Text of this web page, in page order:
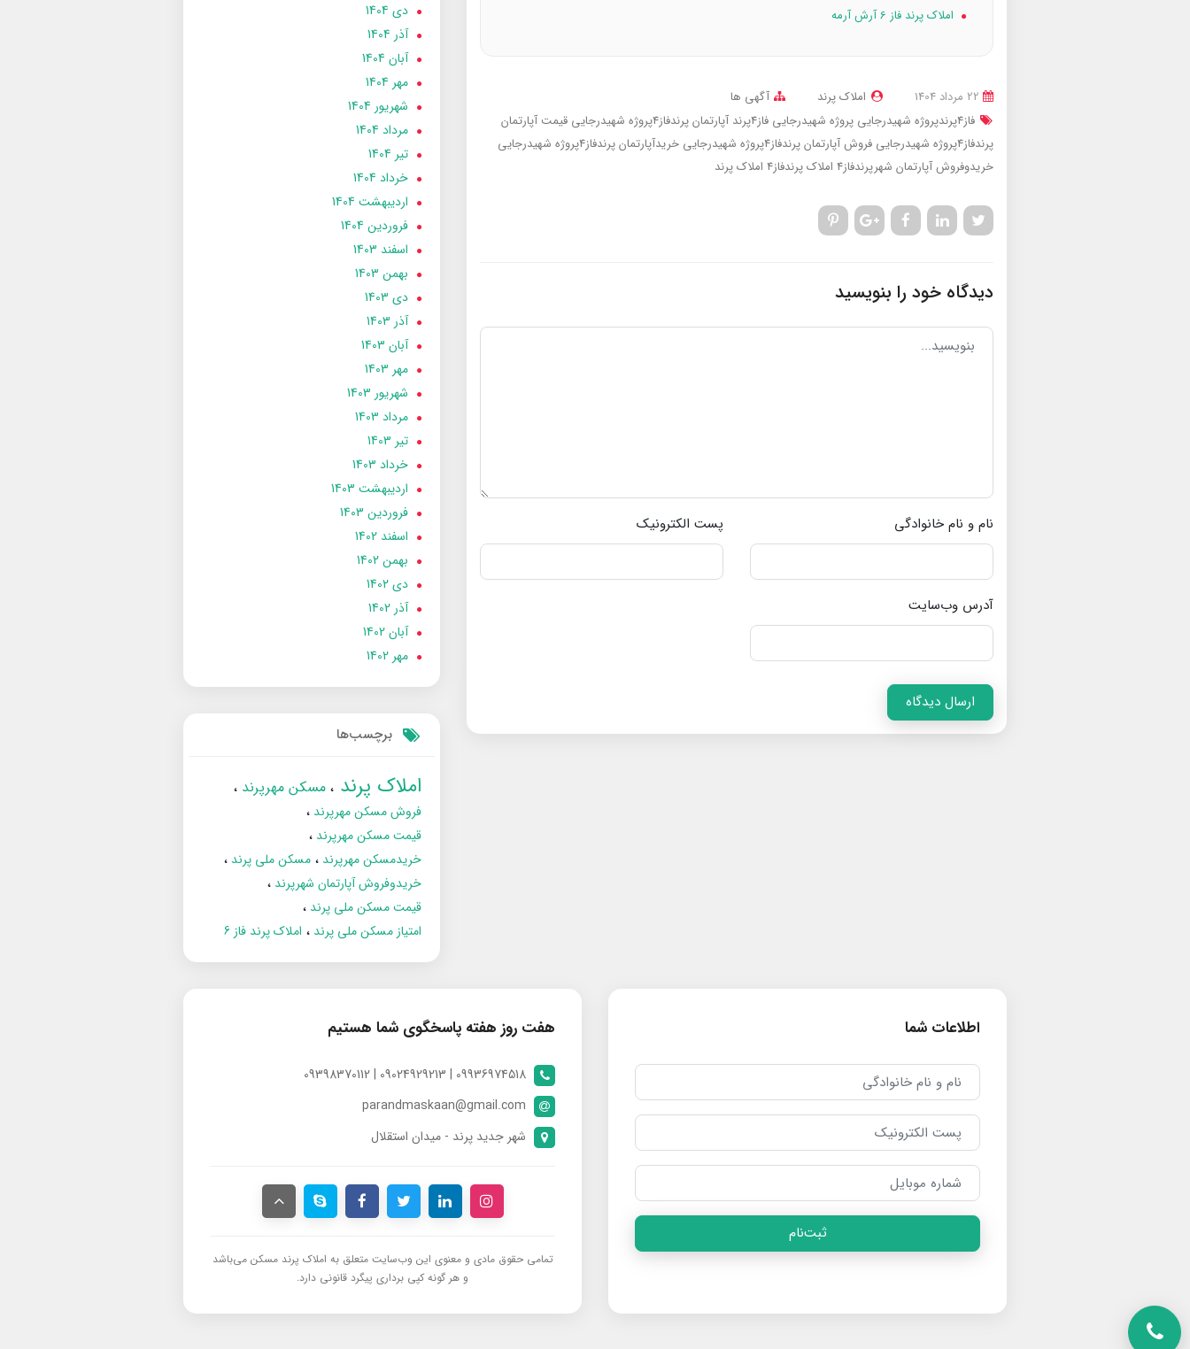
املاک پرند فاز 6 آرش آرمه
املاک پرند
آگهی ها
فاز4پرندپروژه شهیدرجایی
پروژه شهیدرجایی فاز4پرند آپارتمان پرندفاز4پروژه شهیدرجایی
قیمت آپارتمان
پرندفاز4پروژه شهیدرجایی
فروش آپارتمان پرندفاز4پروژه شهیدرجایی
خریدآپارتمان پرندفاز4پروژه شهیدرجایی
خریدوفروش آپارتمان شهرپرندفاز4
املاک پرندفاز4 املاک پرند
دیدگاه خود را بنویسید
نام و نام خانوادگی پست الکترونیک
آدرس وب‌سایت
ارسال دیدگاه
دی 1404
آذر 1404
آبان 1404
مهر 1404
شهریور 1404
مرداد 1404
تير 1404
خرداد 1404
ارديبهشت 1404
فروردین 1404
اسفند 1403
بهمن 1403
دی 1403
آذر 1403
آبان 1403
مهر 1403
شهریور 1403
مرداد 1403
تير 1403
خرداد 1403
ارديبهشت 1403
فروردین 1403
اسفند 1402
بهمن 1402
دی 1402
آذر 1402
آبان 1402
مهر 1402
برچسب‌ها
املاک پرند مسکن مهرپرند
فروش مسکن مهرپرند
قیمت مسکن مهرپرند
خریدمسکن مهرپرند
مسکن ملی پرند
خریدوفروش آپارتمان شهرپرند
قیمت مسکن ملی پرند
امتیاز مسکن ملی پرند
املاک پرند فاز 6
اطلاعات شما
ثبت‌نام
هفت روز هفته پاسخگوی شما هستیم
09936974518 | 09024929213 | 09398370112
parandmaskaan@gmail.com
شهر جدید پرند - میدان استقلال
تمامی حقوق مادی و معنوی این وب‌سایت متعلق به املاک پرند مسکن می‌باشد
و هر گونه کپی برداری پیگرد قانونی دارد.